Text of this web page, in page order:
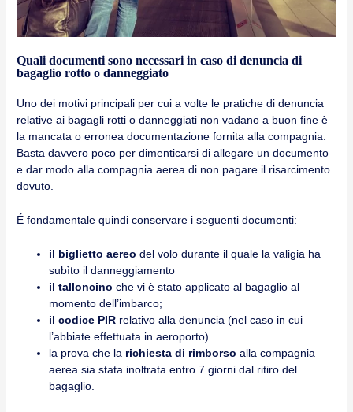
Quali documenti sono necessari in caso di denuncia di
bagaglio rotto o danneggiato
Uno dei motivi principali per cui a volte le pratiche di denuncia
relative ai bagagli rotti o danneggiati non vadano a buon fine è
la mancata o erronea documentazione fornita alla compagnia.
Basta davvero poco per dimenticarsi di allegare un documento
e dar modo alla compagnia aerea di non pagare il risarcimento
dovuto.
É fondamentale quindi conservare i seguenti documenti:
il biglietto aereodel volo durante il quale la valigia ha
subìto il danneggiamento
il talloncino che vi è stato applicato al bagaglio al
momento dell’imbarco;
il codice PIR relativo alla denuncia (nel caso in cui
l’abbiate effettuata in aeroporto)
la prova che la richiesta di rimborso alla compagnia
aerea sia stata inoltrata entro 7 giorni dal ritiro del
bagaglio.